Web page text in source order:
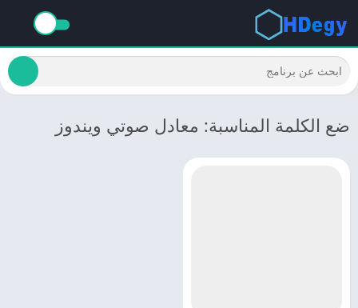
ضع الكلمة المناسبة: معادل صوتي ويندوز